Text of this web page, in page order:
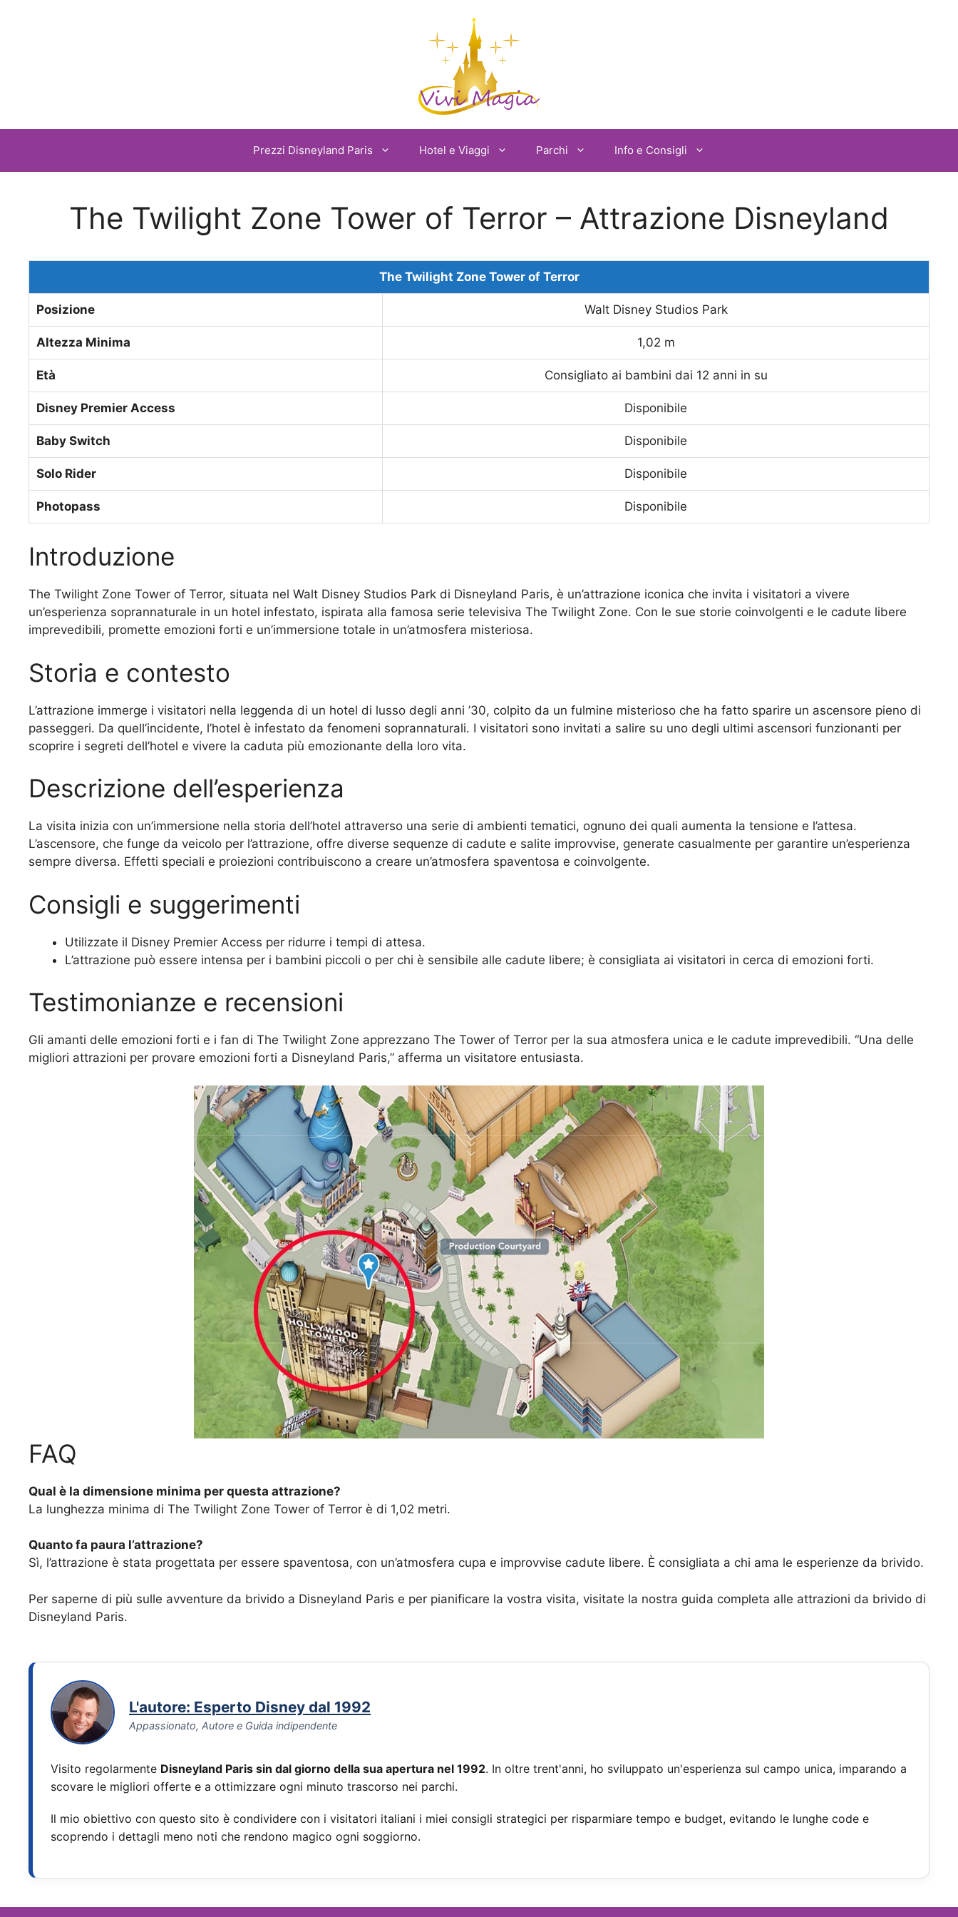
Prezzi Disneyland Paris Hotel e Viaggi Parchi Info e Consigli
The Twilight Zone Tower of Terror – Attrazione Disneyland
The Twilight Zone Tower of Terror
Posizione Walt Disney Studios Park
Altezza Minima 1,02 m
Età Consigliato ai bambini dai 12 anni in su
Disney Premier Access Disponibile
Baby Switch Disponibile
Solo Rider Disponibile
Photopass Disponibile
Introduzione
The Twilight Zone Tower of Terror, situata nel Walt Disney Studios Park di Disneyland Paris, è un’attrazione iconica che invita i visitatori a vivere
un’esperienza soprannaturale in un hotel infestato, ispirata alla famosa serie televisiva The Twilight Zone. Con le sue storie coinvolgenti e le cadute libere
imprevedibili, promette emozioni forti e un’immersione totale in un’atmosfera misteriosa.
Storia e contesto
L’attrazione immerge i visitatori nella leggenda di un hotel di lusso degli anni ’30, colpito da un fulmine misterioso che ha fatto sparire un ascensore pieno di
passeggeri. Da quell’incidente, l’hotel è infestato da fenomeni soprannaturali. I visitatori sono invitati a salire su uno degli ultimi ascensori funzionanti per
scoprire i segreti dell’hotel e vivere la caduta più emozionante della loro vita.
Descrizione dell’esperienza
La visita inizia con un’immersione nella storia dell’hotel attraverso una serie di ambienti tematici, ognuno dei quali aumenta la tensione e l’attesa.
L’ascensore, che funge da veicolo per l’attrazione, offre diverse sequenze di cadute e salite improvvise, generate casualmente per garantire un’esperienza
sempre diversa. Effetti speciali e proiezioni contribuiscono a creare un’atmosfera spaventosa e coinvolgente.
Consigli e suggerimenti
Utilizzate il Disney Premier Access per ridurre i tempi di attesa.
L’attrazione può essere intensa per i bambini piccoli o per chi è sensibile alle cadute libere; è consigliata ai visitatori in cerca di emozioni forti.
Testimonianze e recensioni
Gli amanti delle emozioni forti e i fan di The Twilight Zone apprezzano The Tower of Terror per la sua atmosfera unica e le cadute imprevedibili. “Una delle
migliori attrazioni per provare emozioni forti a Disneyland Paris,” afferma un visitatore entusiasta.
FAQ
Qual è la dimensione minima per questa attrazione?
La lunghezza minima di The Twilight Zone Tower of Terror è di 1,02 metri.
Quanto fa paura l’attrazione?
Sì, l’attrazione è stata progettata per essere spaventosa, con un’atmosfera cupa e improvvise cadute libere. È consigliata a chi ama le esperienze da brivido.
Per saperne di più sulle avventure da brivido a Disneyland Paris e per pianificare la vostra visita, visitate la nostra guida completa alle attrazioni da brivido di
Disneyland Paris.
L'autore: Esperto Disney dal 1992
Appassionato, Autore e Guida indipendente
Visito regolarmente Disneyland Paris sin dal giorno della sua apertura nel 1992. In oltre trent'anni, ho sviluppato un'esperienza sul campo unica, imparando a
scovare le migliori offerte e a ottimizzare ogni minuto trascorso nei parchi.
Il mio obiettivo con questo sito è condividere con i visitatori italiani i miei consigli strategici per risparmiare tempo e budget, evitando le lunghe code e
scoprendo i dettagli meno noti che rendono magico ogni soggiorno.